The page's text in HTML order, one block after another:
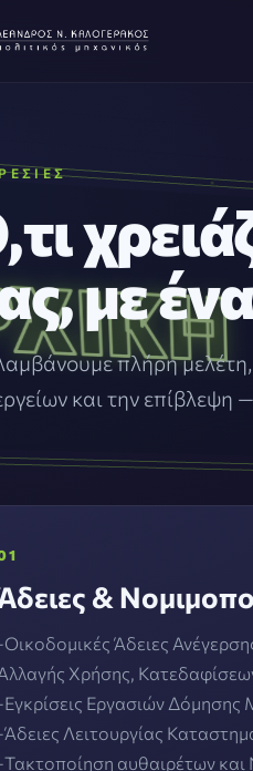
με
πλήρη
και την επίβλεψη
&
Οικοδομικές Άδειες
Χρήσης,
Εγκρίσεις Εργασιών Δόμησης
Άδειες Λειτουργίας
Τακτοποίηση αυθαιρέτων και